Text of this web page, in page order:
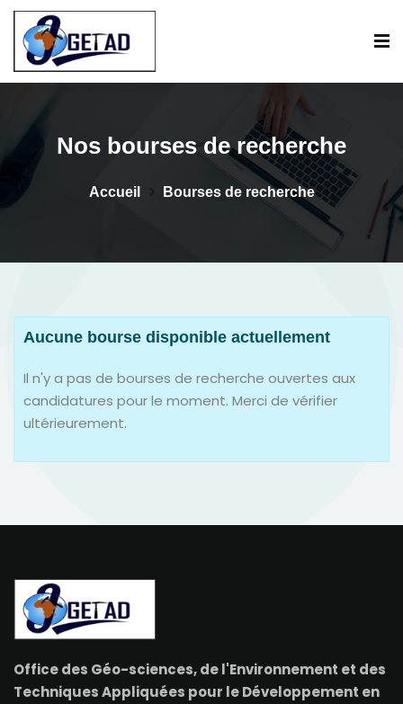
Nos bourses de recherche
Accueil Bourses de recherche
Aucune bourse disponible actuellement
Il n'y a pas de bourses de recherche ouvertes aux
candidatures pour le moment. Merci de vérifier
ultérieurement.
Office des Géo-sciences, de l'Environnement et des
Techniques Appliquées pour le Développement en